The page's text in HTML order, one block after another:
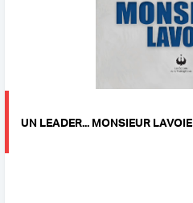
UN LEADER... MONSIEUR LAVOIE